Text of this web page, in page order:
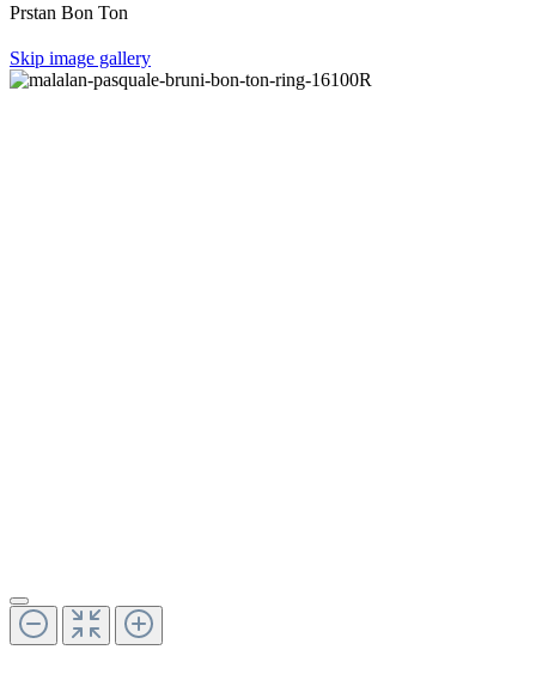
Prstan Bon Ton
Skip image gallery